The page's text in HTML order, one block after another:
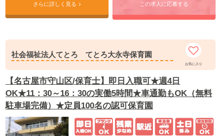
さらに詳しく見る この求人に応募する
社会福祉法人てとろ てとろ大永寺保育園
お気に入り
【名古屋市守山区/保育士】即日入職可★週4日
OK★11：30～16：30の実働5時間★車通勤もOK（無料
駐車場完備）★定員100名の認可保育園